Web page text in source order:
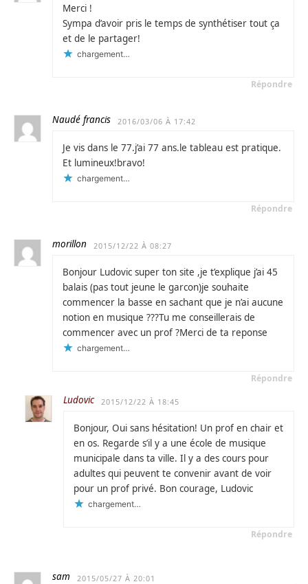
Merci !
Sympa d’avoir pris le temps de synthétiser tout ça
et de le partager!
chargement…
Répondre
Naudé francis 2016/03/06 À 17:42
Je vis dans le 77.j’ai 77 ans.le tableau est pratique.
Et lumineux!bravo!
chargement…
Répondre
morillon 2015/12/22 À 08:27
Bonjour Ludovic super ton site ,je t’explique j’ai 45
balais (pas tout jeune le garcon)je souhaite
commencer la basse en sachant que je n’ai aucune
notion en musique ???Tu me conseillerais de
commencer avec un prof ?Merci de ta reponse
chargement…
Répondre
Ludovic 2015/12/22 À 18:45
Bonjour, Oui sans hésitation! Un prof en chair et
en os. Regarde s’il y a une école de musique
municipale dans ta ville. Il y a des cours pour
adultes qui peuvent te convenir avant de voir
pour un prof privé. Bon courage, Ludovic
chargement…
Répondre
sam 2015/05/27 À 20:01